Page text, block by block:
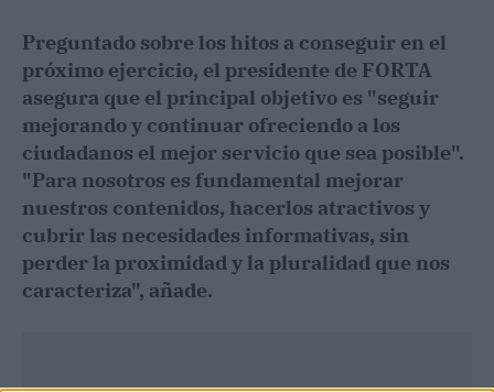
Preguntado sobre los hitos a conseguir en el
próximo ejercicio, el presidente de FORTA
asegura que el principal objetivo es "seguir
mejorando y continuar ofreciendo a los
ciudadanos el mejor servicio que sea posible".
"Para nosotros es fundamental mejorar
nuestros contenidos, hacerlos atractivos y
cubrir las necesidades informativas, sin
perder la proximidad y la pluralidad que nos
caracteriza", añade.